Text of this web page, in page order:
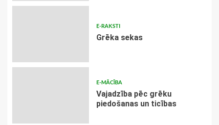
E-RAKSTI
Grēka sekas
E-MĀCĪBA
Vajadzība pēc grēku
piedošanas un ticības